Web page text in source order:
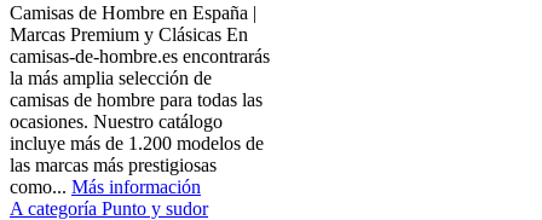
Camisas de Hombre en España |
Marcas Premium y Clásicas En
camisas-de-hombre.es encontrarás
la más amplia selección de
camisas de hombre para todas las
ocasiones. Nuestro catálogo
incluye más de 1.200 modelos de
las marcas más prestigiosas
como... Más información
A categoría Punto y sudor